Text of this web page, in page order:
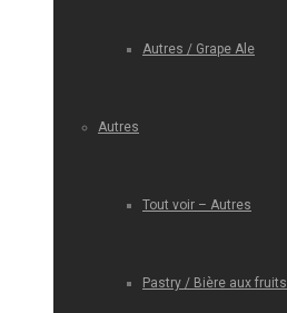
Autres / Grape Ale
Autres
Tout voir – Autres
Pastry / Bière aux fruits